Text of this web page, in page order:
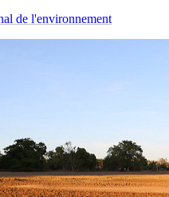
de l'environnement